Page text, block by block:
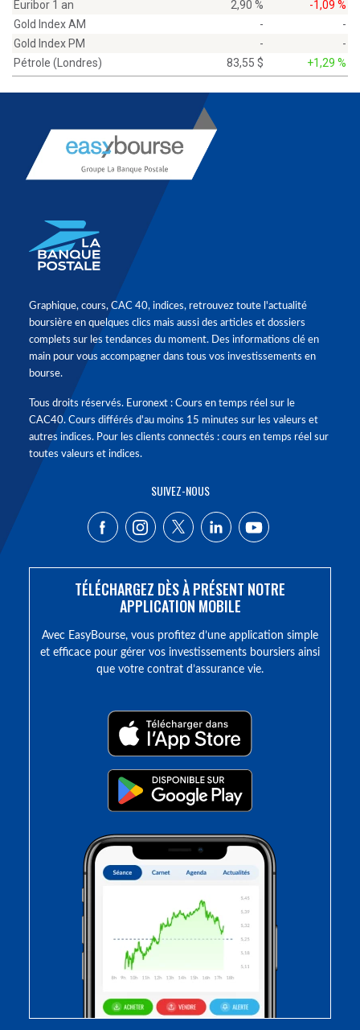
Euribor 1 an 2,90 %
-1,09 %
Gold Index AM
-
-
Gold Index PM
-
-
Pétrole (Londres)
83,55 $ +1,29 %
Graphique, cours, CAC 40, indices, retrouvez toute l'actualité
boursière en quelques clics mais aussi des articles et dossiers
complets sur les tendances du moment. Des informations clé en
main pour vous accompagner dans tous vos investissements en
bourse.
Tous droits réservés. Euronext : Cours en temps réel sur le
CAC40. Cours différés d'au moins 15 minutes sur les valeurs et
autres indices. Pour les clients connectés : cours en temps réel sur
toutes valeurs et indices.
SUIVEZ-NOUS
TÉLÉCHARGEZ DÈS À PRÉSENT NOTRE
APPLICATION MOBILE
Avec EasyBourse, vous profitez d’une application simple
et efficace pour gérer vos investissements boursiers ainsi
que votre contrat d’assurance vie.